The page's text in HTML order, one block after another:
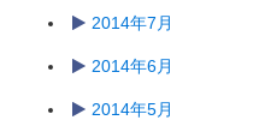
2014年7月
2014年6月
2014年5月